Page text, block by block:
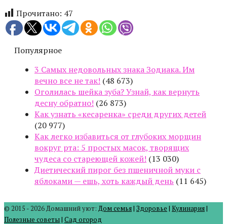
Прочитано: 47
Популярное
3 Самых недовольных знака Зодиака. Им
вечно все не так! (48 673)
Оголилась шейка зуба? Узнай, как вернуть
десну обратно! (26 873)
Как узнать «кесаренка» среди других детей
(20 977)
Как легко избавиться от глубоких морщин
вокруг рта: 5 простых масок, творящих
чудеса со стареющей кожей! (13 030)
Диетический пирог без пшеничной муки с
яблоками — ешь, хоть каждый день (11 645)
© 2015 - 2026 Домашний уют: Дом семья| Здоровье | Кулинария|
Полезные советы| Сад огород